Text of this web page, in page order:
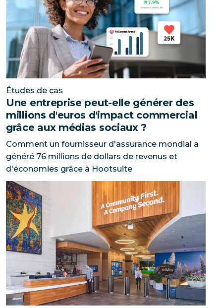
Études de cas
Une entreprise peut-elle générer des
millions d'euros d'impact commercial
grâce aux médias sociaux ?
Comment un fournisseur d'assurance mondial a
généré 76 millions de dollars de revenus et
d'économies grâce à Hootsuite
Comment une société de soins rénaux a généré 42